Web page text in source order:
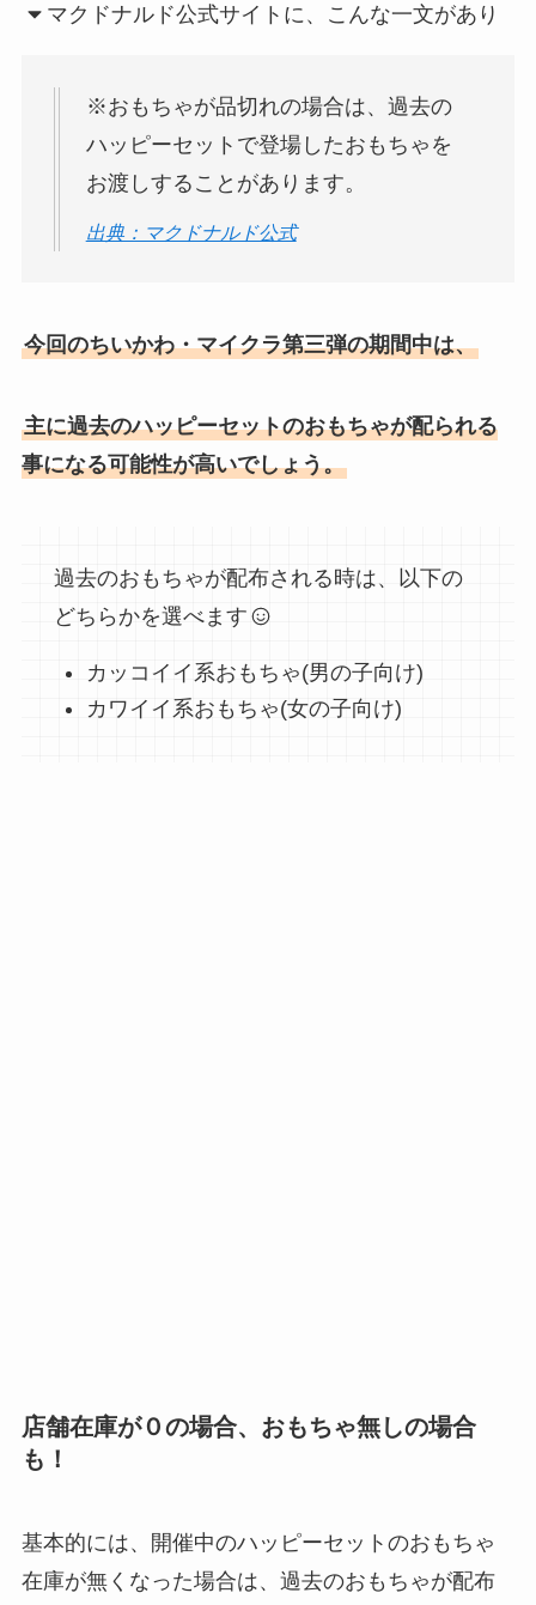
マクドナルド公式サイトに、こんな一文があり
※おもちゃが品切れの場合は、過去の
ハッピーセットで登場したおもちゃを
お渡しすることがあります。
出典：マクドナルド公式
今回のちいかわ・マイクラ第三弾の期間中は、
主に過去のハッピーセットのおもちゃが配られる
事になる可能性が高いでしょう。
過去のおもちゃが配布される時は、以下の
どちらかを選べます
カッコイイ系おもちゃ(男の子向け)
カワイイ系おもちゃ(女の子向け)
店舗在庫が０の場合、おもちゃ無しの場合
も！
基本的には、開催中のハッピーセットのおもちゃ
在庫が無くなった場合は、過去のおもちゃが配布